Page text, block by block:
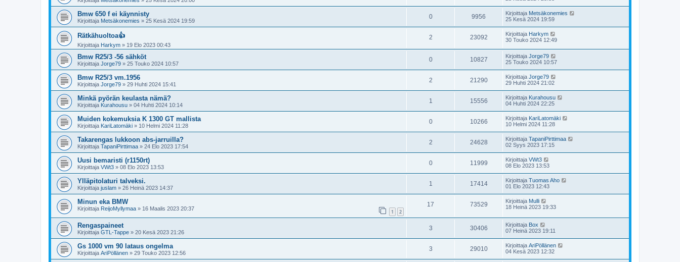
Bmw 650 f ei käynnisty
Kirjoittaja Metsäkonemies » 25 Kesä 2024 19:59
0 9956 Kirjoittaja Metsäkonemies
25 Kesä 2024 19:59
Rätkähuoltoa👍
Kirjoittaja Harkym » 19 Elo 2023 00:43
2 23092 Kirjoittaja Harkym
30 Touko 2024 12:49
Bmw R25/3 -56 sähköt
Kirjoittaja Jorge79 » 25 Touko 2024 10:57
0 10827 Kirjoittaja Jorge79
25 Touko 2024 10:57
Bmw R25/3 vm.1956
Kirjoittaja Jorge79 » 29 Huhti 2024 15:41
2 21290 Kirjoittaja Jorge79
29 Huhti 2024 21:02
Minkä pyörän keulasta nämä?
Kirjoittaja Kurahousu » 04 Huhti 2024 10:14
1 15556 Kirjoittaja Kurahousu
04 Huhti 2024 22:25
Muiden kokemuksia K 1300 GT mallista
Kirjoittaja KariLatomäki » 10 Helmi 2024 11:28
0 10266 Kirjoittaja KariLatomäki
10 Helmi 2024 11:28
Takarengas lukkoon abs-jarruilla?
Kirjoittaja TapaniPirttimaa » 24 Elo 2023 17:54
2 24628 Kirjoittaja TapaniPirttimaa
02 Syys 2023 17:15
Uusi bemaristi (r1150rt)
Kirjoittaja VWt3 » 08 Elo 2023 13:53
0 11999 Kirjoittaja VWt3
08 Elo 2023 13:53
Ylläpitolaturi talveksi.
Kirjoittaja juslam » 26 Heinä 2023 14:37
1 17414 Kirjoittaja Tuomas Aho
01 Elo 2023 12:43
Minun eka BMW
Kirjoittaja ReijoMyllymaa » 16 Maalis 2023 20:37 1 2
17 73529 Kirjoittaja Mulli
18 Heinä 2023 19:33
Rengaspaineet
Kirjoittaja GTL-Tappe » 20 Kesä 2023 21:26
3 30406 Kirjoittaja Box
07 Heinä 2023 19:11
Gs 1000 vm 90 lataus ongelma
Kirjoittaja AriPöllänen » 29 Touko 2023 12:56
3 29010 Kirjoittaja AriPöllänen
04 Kesä 2023 12:32